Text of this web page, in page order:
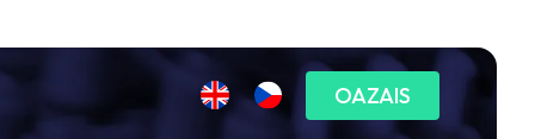
OAZAIS